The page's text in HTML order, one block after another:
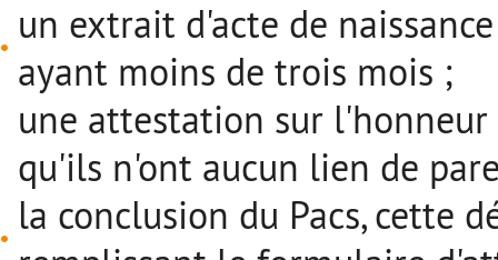
un extrait d'acte de
ayant moins de trois mois ;
une attestation sur
qu'ils n'ont aucun lien de
la conclusion du Pacs, cette